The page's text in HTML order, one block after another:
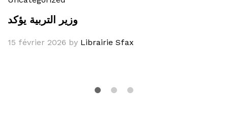
وزير التربية يؤكد
15 février 2026 by Librairie Sfax